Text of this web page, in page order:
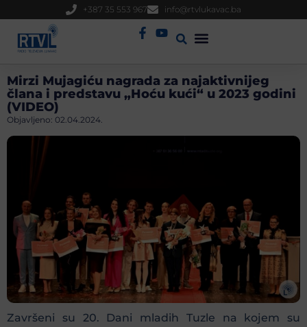
+387 35 553 967 info@rtvlukavac.ba
Mirzi Mujagiću nagrada za najaktivnijeg
člana i predstavu „Hoću kući“ u 2023 godini
(VIDEO)
Objavljeno: 02.04.2024.
Završeni su 20. Dani mladih Tuzle na kojem su